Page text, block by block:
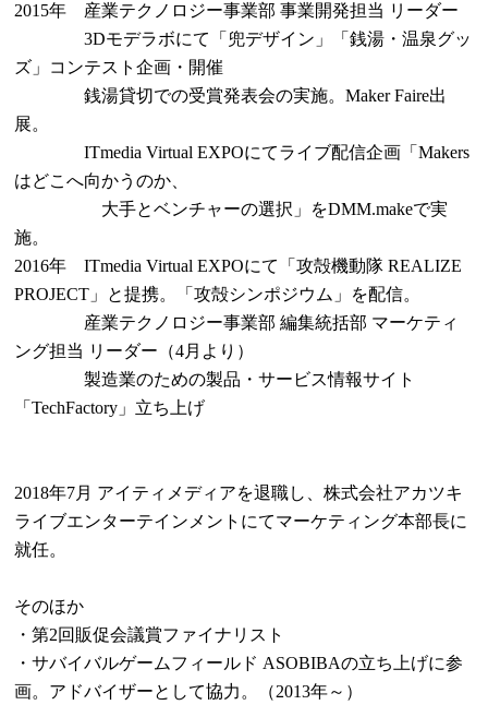
2015年 産業テクノロジー事業部 事業開発担当 リーダー
3Dモデラボにて「兜デザイン」「銭湯・温泉グッ
ズ」コンテスト企画・開催
銭湯貸切での受賞発表会の実施。Maker Faire出
展。
ITmedia Virtual EXPOにてライブ配信企画「Makers
はどこへ向かうのか、
大手とベンチャーの選択」をDMM.makeで実
施。
2016年 ITmedia Virtual EXPOにて「攻殻機動隊 REALIZE
PROJECT」と提携。「攻殻シンポジウム」を配信。
産業テクノロジー事業部 編集統括部 マーケティ
ング担当 リーダー（4月より）
製造業のための製品・サービス情報サイト
「TechFactory」立ち上げ
2018年7月 アイティメディアを退職し、株式会社アカツキ
ライブエンターテインメントにてマーケティング本部長に
就任。
そのほか
・第2回販促会議賞ファイナリスト
・サバイバルゲームフィールド ASOBIBAの立ち上げに参
画。アドバイザーとして協力。（2013年～）